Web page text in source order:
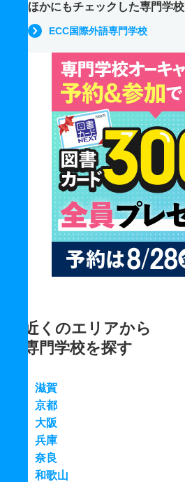
ほかにもチェックした専門学校
ECC国際外語専門学校
近くのエリアから
専門学校を探す
滋賀
京都
大阪
兵庫
奈良
和歌山